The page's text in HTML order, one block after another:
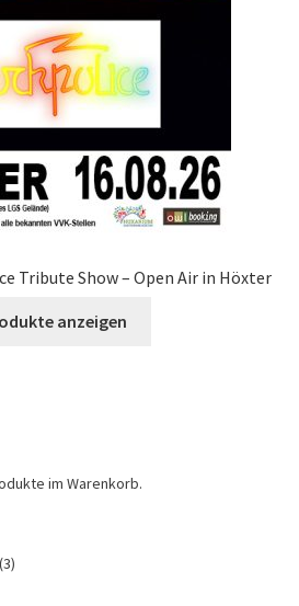
Tribute Show – Open Air in Höxter
anzeigen
im Warenkorb.
33